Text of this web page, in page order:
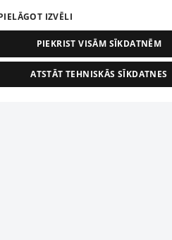
IZVĒLI
PIEKRIST VISĀM SĪKDATNĒM
ATSTĀT TEHNISKĀS SĪKDATNES